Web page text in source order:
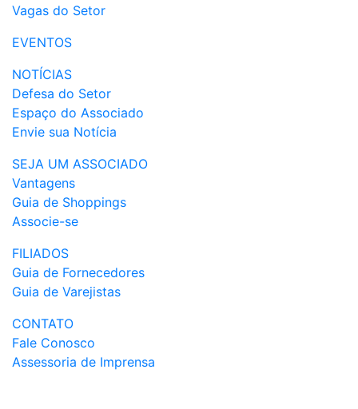
Vagas do Setor
EVENTOS
NOTÍCIAS
Defesa do Setor
Espaço do Associado
Envie sua Notícia
SEJA UM ASSOCIADO
Vantagens
Guia de Shoppings
Associe-se
FILIADOS
Guia de Fornecedores
Guia de Varejistas
CONTATO
Fale Conosco
Assessoria de Imprensa